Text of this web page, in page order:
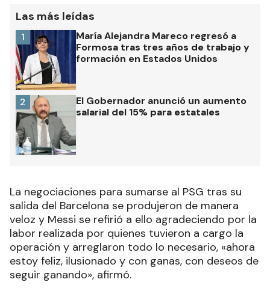
Las más leídas
María Alejandra Mareco regresó a
Formosa tras tres años de trabajo y
formación en Estados Unidos
1
El Gobernador anunció un aumento
salarial del 15% para estatales
2
La negociaciones para sumarse al PSG tras su
salida del Barcelona se produjeron de manera
veloz y Messi se refirió a ello agradeciendo por la
labor realizada por quienes tuvieron a cargo la
operación y arreglaron todo lo necesario, «ahora
estoy feliz, ilusionado y con ganas, con deseos de
seguir ganando», afirmó.